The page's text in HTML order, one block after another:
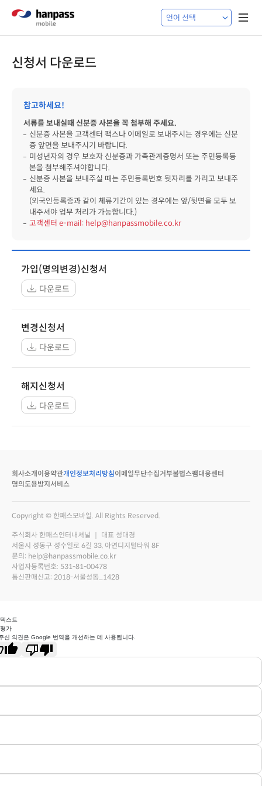
신청서 다운로드
참고하세요!
서류를 보내실때 신분증 사본을 꼭 첨부해 주세요.
신분증 사본을 고객센터 팩스나 이메일로 보내주시는 경우에는 신분
증 앞면을 보내주시기 바랍니다.
미성년자의 경우 보호자 신분증과 가족관계증명서 또는 주민등록등
본을 첨부해주셔야합니다.
신분증 사본을 보내주실 때는 주민등록번호 뒷자리를 가리고 보내주
세요.
(외국인등록증과 같이 체류기간이 있는 경우에는 앞/뒷면을 모두 보
내주셔야 업무 처리가 가능합니다.)
고객센터 e-mail: help@hanpassmobile.co.kr
가입(명의변경)신청서
다운로드
변경신청서
다운로드
해지신청서
다운로드
회사소개 이용약관개인정보처리방침이메일무단수집거부불법스팸대응센터
명의도용방지서비스
Copyright © 한패스모바일. All Rights Reserved.
주식회사 한패스인터내셔널 ｜ 대표 성대경
서울시 성동구 성수일로 6길 33, 아연디지털타워 8F
문의: help@hanpassmobile.co.kr
사업자등록번호: 531-81-00478
통신판매신고: 2018-서울성동_1428
스트
가
신 의견은 Google 번역을 개선하는 데 사용됩니다.